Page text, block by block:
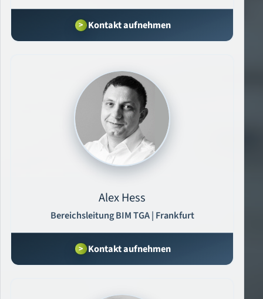
Kontakt aufnehmen
Alex Hess
Bereichsleitung BIM TGA | Frankfurt
Kontakt aufnehmen